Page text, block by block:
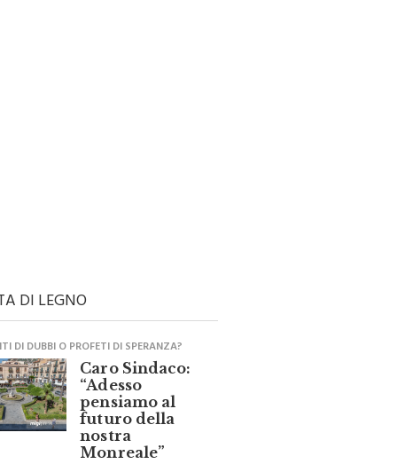
DI LEGNO
DI DUBBI O PROFETI DI SPERANZA?
Caro Sindaco:
“Adesso
pensiamo al
futuro della
nostra
Monreale”